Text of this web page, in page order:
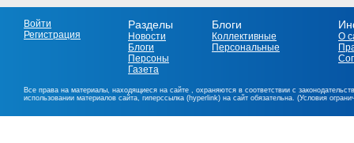
Войти
Регистрация
Разделы
Новости
Блоги
Персоны
Газета
Блоги
Коллективные
Персональные
О
Все права на материалы, находящиеся на сайте , охраняются в соответствии с
использовании материалов сайта, гиперссылка (hyperlink) на сайт обязательна. (Условия